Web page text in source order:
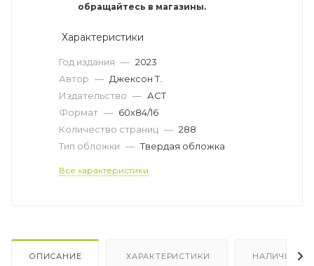
обращайтесь в магазины.
Характеристики
Год издания — 2023
Автор — Джексон Т.
Издательство — АСТ
Формат — 60x84/16
Количество страниц — 288
Тип обложки — Твердая обложка
Все характеристики
ОПИСАНИЕ ХАРАКТЕРИСТИКИ НАЛИЧИЕ